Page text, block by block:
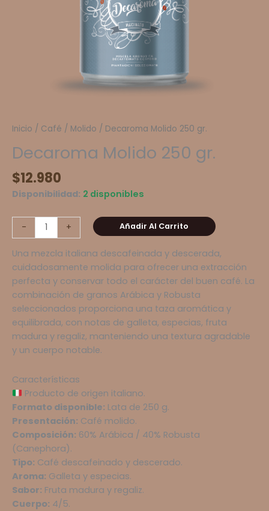
Inicio / Café / Molido / Decaroma Molido 250 gr.
Decaroma Molido 250 gr.
$12.980
Disponibilidad: 2 disponibles
-
Decaroma
Molido
250
gr.
cantidad
+ Añadir Al Carrito
Una mezcla italiana descafeinada y descerada,
cuidadosamente molida para ofrecer una extracción
perfecta y conservar todo el carácter del buen café. La
combinación de granos Arábica y Robusta
seleccionados proporciona una taza aromática y
equilibrada, con notas de galleta, especias, fruta
madura y regaliz, manteniendo una textura agradable
y un cuerpo notable.
Características
Producto de origen italiano.
Formato disponible: Lata de 250 g.
Presentación: Café molido.
Composición: 60% Arábica / 40% Robusta
(Canephora).
Tipo: Café descafeinado y descerado.
Aroma: Galleta y especias.
Sabor: Fruta madura y regaliz.
Cuerpo: 4/5.